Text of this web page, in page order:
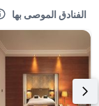
الفنادق الموصى بها